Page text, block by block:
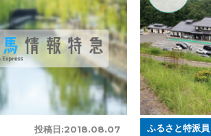
投稿日:2018.08.07 ふるさと特派員